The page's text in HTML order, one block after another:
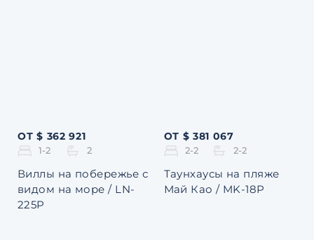
ОТ $ 362 921
1-2 2
Виллы на побережье с
видом на море / LN-
225P
ОТ $ 381 067
2-2 2-2
Таунхаусы на пляже
Май Као / MK-18P